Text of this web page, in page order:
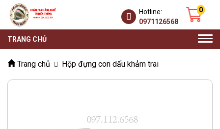
0
Hotline:
0971126568
TRANG CHỦ
Trang chủ Hộp đựng con dấu khảm trai